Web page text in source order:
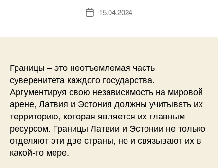
Дата15.04.2024
Границы – это неотъемлемая часть
суверенитета каждого государства.
Аргументируя свою независимость на мировой
арене, Латвия и Эстония должны учитывать их
территорию, которая является их главным
ресурсом. Границы Латвии и Эстонии не только
отделяют эти две страны, но и связывают их в
какой-то мере.